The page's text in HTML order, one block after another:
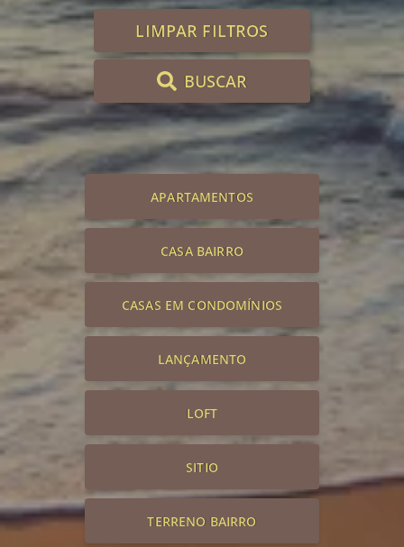
LIMPAR FILTROS
BUSCAR
APARTAMENTOS
CASA BAIRRO
CASAS EM CONDOMÍNIOS
LANÇAMENTO
LOFT
SITIO
TERRENO BAIRRO